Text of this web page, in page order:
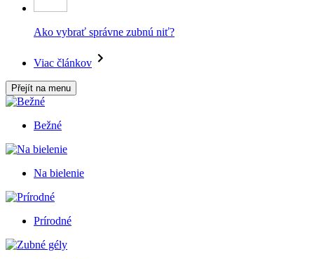
Ako vybrať správne zubnú niť?
Viac článkov
Přejít na menu
Bežné
Na bielenie
Prírodné